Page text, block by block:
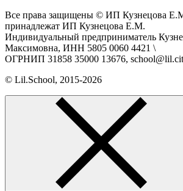
Все права защищены © ИП Кузнецова
принадлежат ИП Кузнецова Е.М.
Индивидуальный предприниматель
Максимовна, ИНН 5805 0060 4421 \
ОГРНИП 31858 35000 13676,
© Lil.School, 2015‐2026